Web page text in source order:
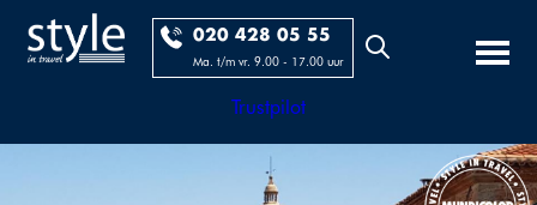
020 428 05 55
Ma. t/m vr. 9.00 - 17.00 uur
Trustpilot